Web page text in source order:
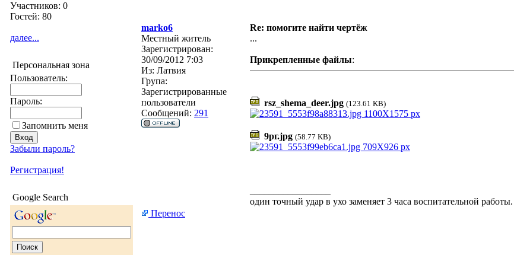
Участников: 0
Гостей: 80
далее...
Персональная зона
Пользователь:
Пароль:
Запомнить меня
Забыли пароль?
Регистрация!
Google Search
marko6 Re: помогите найти чертёж
Местный житель
Зарегистрирован:
30/09/2012 7:03
Из: Латвия
Група:
Зарегистрированные
пользователи
Сообщений: 291
...
Прикрепленные файлы:
rsz_shema_deer.jpg (123.61 KB)
9рг.jpg (58.77 KB)
один точный удар в ухо заменяет 3 часа воспитательной работы.
Перенос